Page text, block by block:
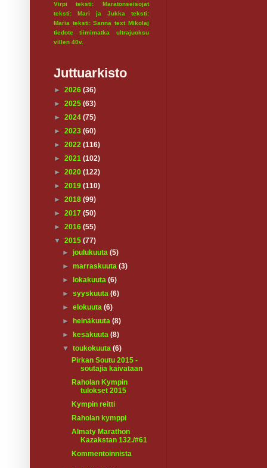
Virpi
teksti: Maratonseisojat
teksti: Mari ja Jukka
teksti:
Maria teksti: Sanna text Mikolaj
tiedote
tiimimatka
ultrajuoksu
villen 40v.
Juttuarkisto
► 2026 (36)
► 2025 (63)
► 2024 (75)
► 2023 (60)
► 2022 (116)
► 2021 (102)
► 2020 (122)
► 2019 (110)
► 2018 (99)
► 2017 (50)
► 2016 (55)
▼ 2015 (77)
►joulukuuta(5)
►marraskuuta(3)
►
lokakuuta(6)
►syyskuuta(6)
►elokuuta(6)
►
heinäkuuta(8)
►
kesäkuuta(8)
▼toukokuuta(6)
Pirkan Soutu 2015 -
soutajia kaivataan
Raholan Kympin
tulokset 2015
Kympin reitti
Raholan kymppi
Almaty Marathon
Kazakstan 132./#61
Kommentoinnista